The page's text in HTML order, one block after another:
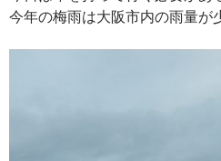
今年の梅雨は大阪市内の雨量が